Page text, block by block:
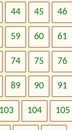
44 45 46
59 60 61
74 75 76
89 90 91
103 104 105